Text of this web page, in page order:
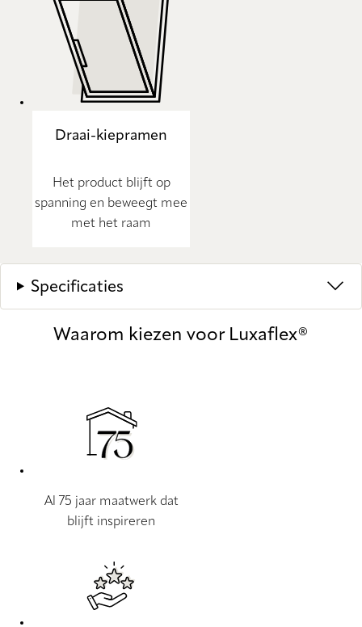
Draai-kiepramen
Het product blijft op
spanning en beweegt mee
met het raam
Specificaties
Waarom kiezen voor Luxaflex®
Al 75 jaar maatwerk dat
blijft inspireren